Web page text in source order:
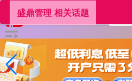
盛鼎管理 相关话题